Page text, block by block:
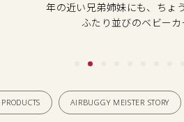
年の近い兄弟姉妹にも、ちょ
ふたり並びのベビーカ
AIRBUGGY MEISTER STORY